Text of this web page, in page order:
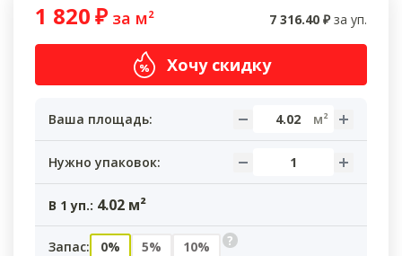
1 820₽ за м² 7 316.40 ₽за уп.
Хочу скидку
Ваша площадь:
Нужно упаковок:
В 1 уп.: 4.02 м²
Запас: 0% 5% 10% ?